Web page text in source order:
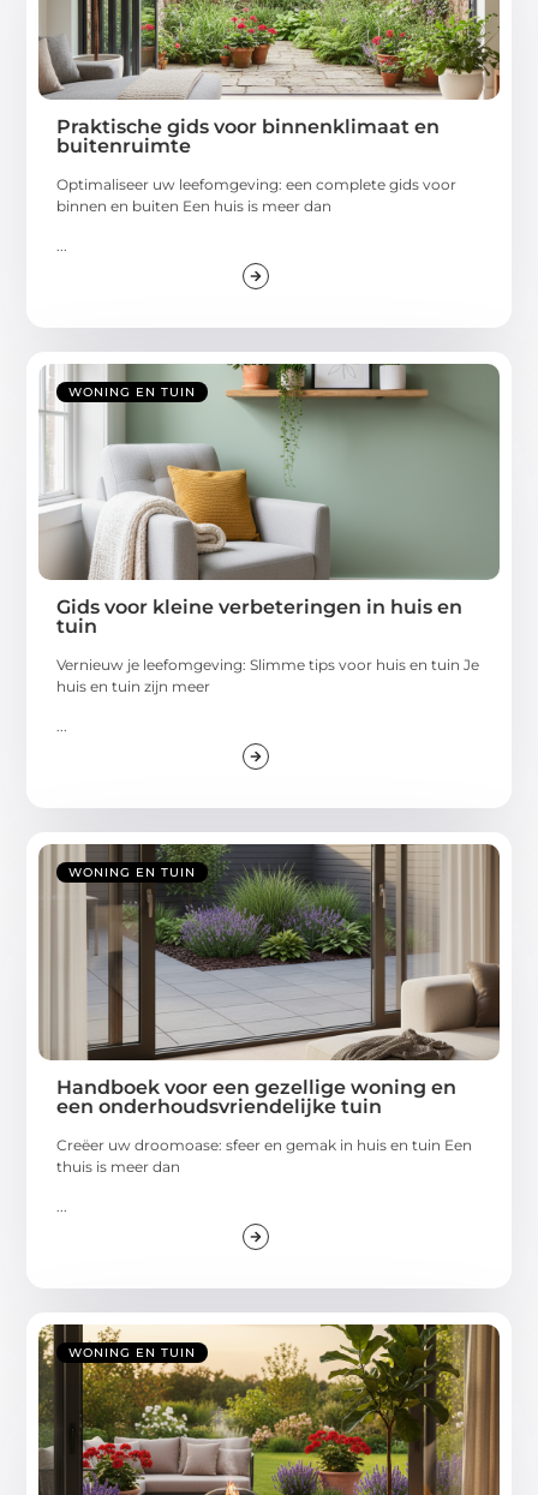
Praktische gids voor binnenklimaat en
buitenruimte
Optimaliseer uw leefomgeving: een complete gids voor
binnen en buiten Een huis is meer dan
WONING EN TUIN
Gids voor kleine verbeteringen in huis en
tuin
Vernieuw je leefomgeving: Slimme tips voor huis en tuin Je
huis en tuin zijn meer
WONING EN TUIN
Handboek voor een gezellige woning en
een onderhoudsvriendelijke tuin
Creëer uw droomoase: sfeer en gemak in huis en tuin Een
thuis is meer dan
WONING EN TUIN